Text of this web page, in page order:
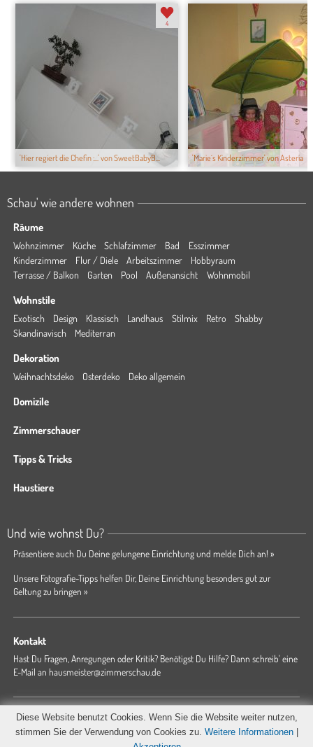
'Hier regiert die Chefin :...' von SweetBabyB...
4
'Marie´s Kinderzimmer' von Asteria
Schau' wie andere wohnen
Räume
Wohnzimmer Küche Schlafzimmer Bad
Esszimmer
Kinderzimmer
Flur / Diele Arbeitszimmer
Hobbyraum
Terrasse / Balkon
Garten Pool Außenansicht Wohnmobil
Wohnstile
Exotisch Design Klassisch Landhaus Stilmix Retro
Shabby
Skandinavisch
Mediterran
Dekoration
Weihnachtsdeko Osterdeko Deko allgemein
Domizile
Zimmerschauer
Tipps & Tricks
Haustiere
Und wie wohnst Du?
Präsentiere auch Du Deine gelungene Einrichtung und melde Dich an! »
Unsere Fotografie-Tipps helfen Dir, Deine Einrichtung besonders gut zur
Geltung zu bringen »
Kontakt
Hast Du Fragen, Anregungen oder Kritik? Benötigst Du Hilfe? Dann schreib' eine
E-Mail an hausmeister@zimmerschau.de
Forum Magazin AGB Presse Datenschutz
Impressum
Hausordnung
Diese Website benutzt Cookies. Wenn Sie die Website weiter nutzen,
stimmen Sie der Verwendung von Cookies zu. Weitere Informationen